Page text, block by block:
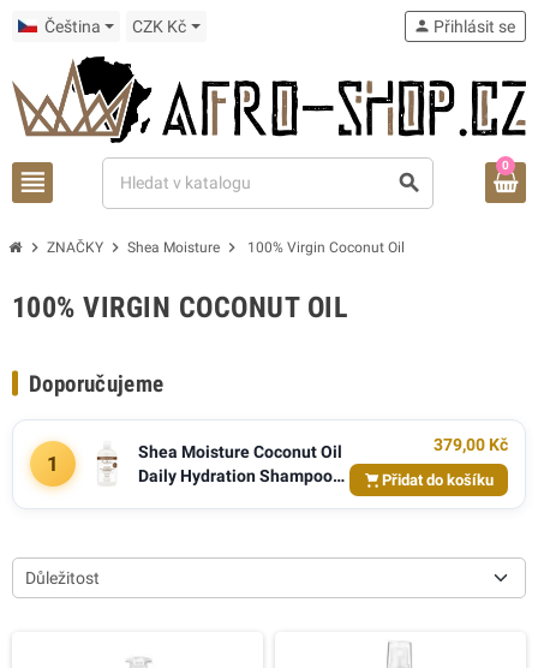
Čeština CZK Kč
view_headline search
person Přihlásit se
0
chevron_right ZNAČKY chevron_right Shea Moisture chevron_right 100% Virgin Coconut Oil
100% VIRGIN COCONUT OIL
Doporučujeme
1
Shea Moisture Coconut Oil
Daily Hydration Shampoo
379,00 Kč
Přidat do košíku
Důležitost